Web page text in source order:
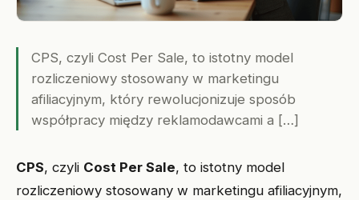
CPS, czyli Cost Per Sale, to istotny model
rozliczeniowy stosowany w marketingu
afiliacyjnym, który rewolucjonizuje sposób
współpracy między reklamodawcami a […]
CPS, czyli Cost Per Sale, to istotny model
rozliczeniowy stosowany w marketingu afiliacyjnym,